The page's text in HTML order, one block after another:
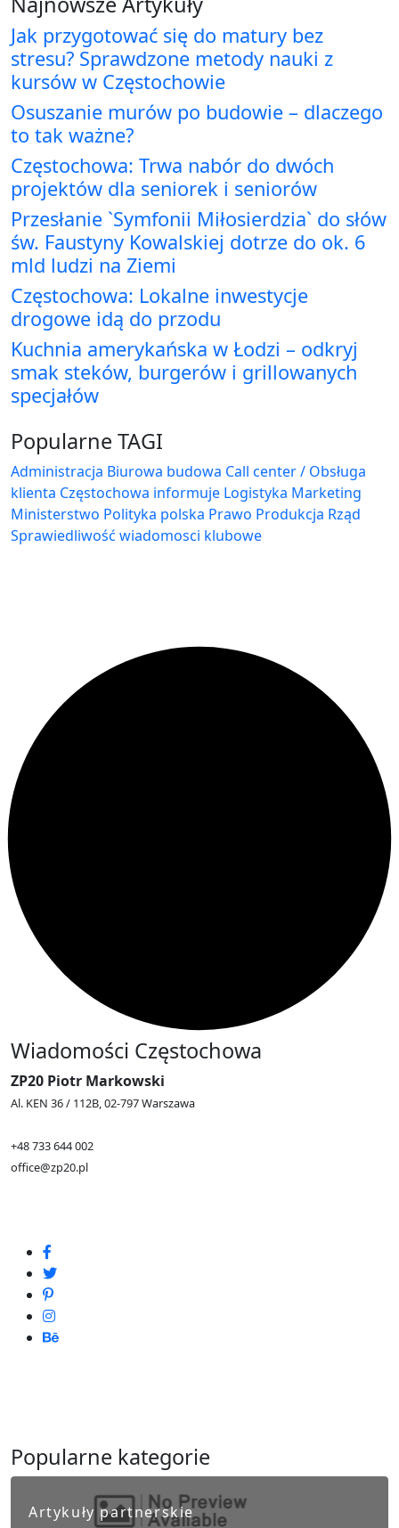
Jak przygotować się do matury bez
stresu? Sprawdzone metody nauki z
kursów w Częstochowie
Osuszanie murów po budowie – dlaczego
to tak ważne?
Częstochowa: Trwa nabór do dwóch
projektów dla seniorek i seniorów
Przesłanie `Symfonii Miłosierdzia` do słów
św. Faustyny Kowalskiej dotrze do ok. 6
mld ludzi na Ziemi
Częstochowa: Lokalne inwestycje
drogowe idą do przodu
Kuchnia amerykańska w Łodzi – odkryj
smak steków, burgerów i grillowanych
specjałów
Popularne TAGI
Administracja Biurowa budowa Call center / Obsługa
klienta Częstochowa informuje Logistyka Marketing
Ministerstwo Polityka polska Prawo Produkcja Rząd
Sprawiedliwość wiadomosci klubowe
Wiadomości Częstochowa
ZP20 Piotr Markowski
Al. KEN 36 / 112B, 02-797 Warszawa
+48 733 644 002
office@zp20.pl
Popularne kategorie
Artykuły partnerskie